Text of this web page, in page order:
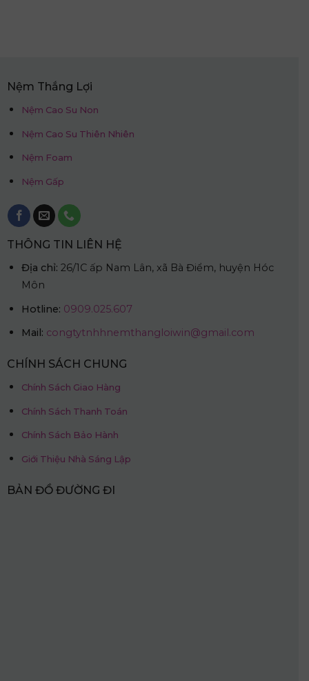
Nệm Thắng Lợi
Nệm Cao Su Non
Nệm Cao Su Thiên Nhiên
Nệm Foam
Nệm Gấp
THÔNG TIN LIÊN HỆ
Địa chỉ: 26/1C ấp Nam Lân, xã Bà Điểm, huyện Hóc
Môn
Hotline: 0909.025.607
Mail: congtytnhhnemthangloiwin@gmail.com
CHÍNH SÁCH CHUNG
Chính Sách Giao Hàng
Chính Sách Thanh Toán
Chính Sách Bảo Hành
Giới Thiệu Nhà Sáng Lập
BẢN ĐỒ ĐƯỜNG ĐI